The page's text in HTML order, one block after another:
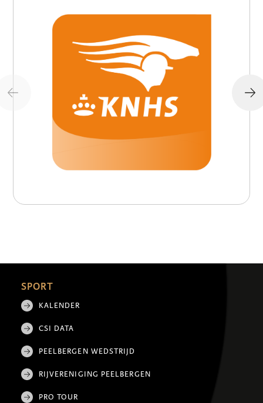
SPORT
KALENDER
CSI DATA
PEELBERGEN WEDSTRIJD
RIJVERENIGING PEELBERGEN
PRO TOUR